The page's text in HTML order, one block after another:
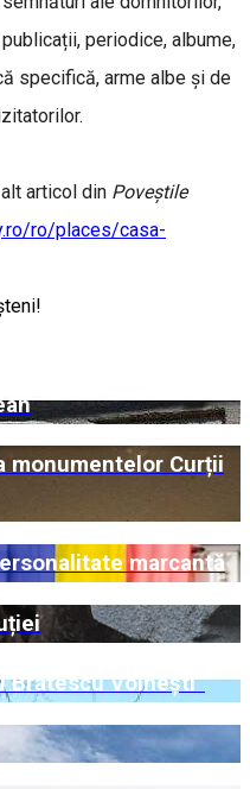
periodice, albume,
specifică, arme albe și de
articol din Poveștile
ro/places/casa-
monumentelor Curții
marcantă
Brătescu Voinești”